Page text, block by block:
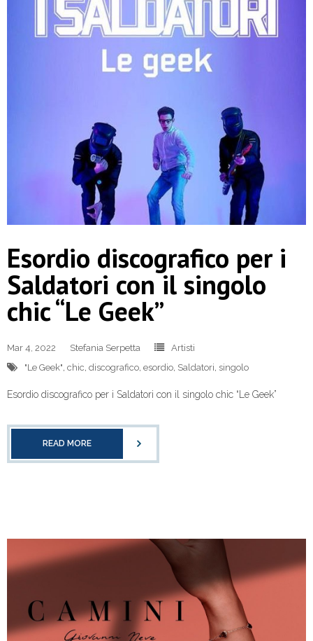
Esordio discografico per i
Saldatori con il singolo
chic “Le Geek”
Mar 4, 2022 Stefania Serpetta
Artisti
"Le Geek", chic, discografico, esordio, Saldatori, singolo
Esordio discografico per i Saldatori con il singolo chic “Le Geek”
READ MORE